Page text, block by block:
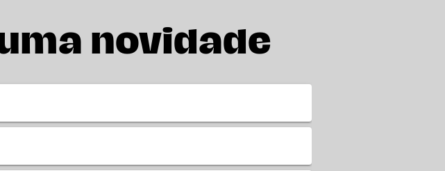
novidade